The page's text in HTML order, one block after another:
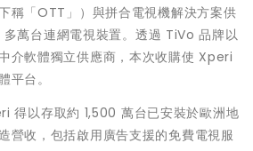
稱「OTT」）與拼合電視機解決方案供
萬台連網電視裝置。透過 TiVo 品牌以
介軟體獨立供應商，本次收購使 Xperi
平台。
得以存取約 1,500 萬台已安裝於歐洲地
營收，包括啟用廣告支援的免費電視服